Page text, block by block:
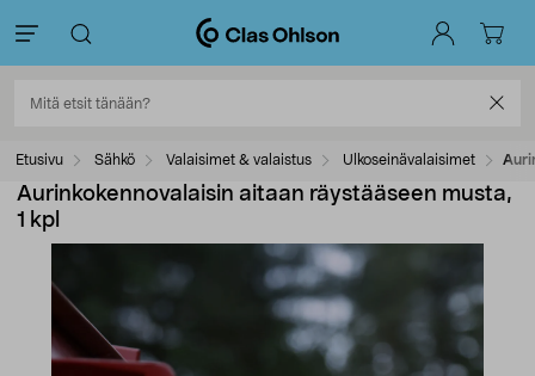
Etusivu Sähkö Valaisimet & valaistus Ulkoseinävalaisimet
Aurinkokennovalaisin aitaan räystääseen musta,
1 kpl